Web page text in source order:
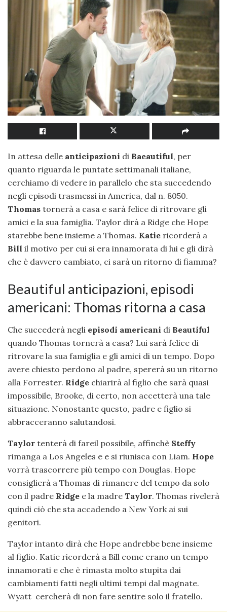
In attesa delle anticipazioni di Baeautiful, per
quanto riguarda le puntate settimanali italiane,
cerchiamo di vedere in parallelo che sta succedendo
negli episodi trasmessi in America, dal n. 8050.
Thomas tornerà a casa e sarà felice di ritrovare gli
amici e la sua famiglia. Taylor dirà a Ridge che Hope
starebbe bene insieme a Thomas. Katie ricorderà a
Bill il motivo per cui si era innamorata di lui e gli dirà
che è davvero cambiato, ci sarà un ritorno di fiamma?
Beautiful anticipazioni, episodi
americani: Thomas ritorna a casa
Che succederà negli episodi americani di Beautiful
quando Thomas tornerà a casa? Lui sarà felice di
ritrovare la sua famiglia e gli amici di un tempo. Dopo
avere chiesto perdono al padre, spererà su un ritorno
alla Forrester. Ridge chiarirà al figlio che sarà quasi
impossibile, Brooke, di certo, non accetterà una tale
situazione. Nonostante questo, padre e figlio si
abbracceranno salutandosi.
Taylor tenterà di fareil possibile, affinchè Steffy
rimanga a Los Angeles e e si riunisca con Liam. Hope
vorrà trascorrere più tempo con Douglas. Hope
consiglierà a Thomas di rimanere del tempo da solo
con il padre Ridge e la madre Taylor. Thomas rivelerà
quindi ciò che sta accadendo a New York ai sui
genitori.
Taylor intanto dirà che Hope andrebbe bene insieme
al figlio. Katie ricorderà a Bill come erano un tempo
innamorati e che è rimasta molto stupita dai
cambiamenti fatti negli ultimi tempi dal magnate.
Wyatt cercherà di non fare sentire solo il fratello.